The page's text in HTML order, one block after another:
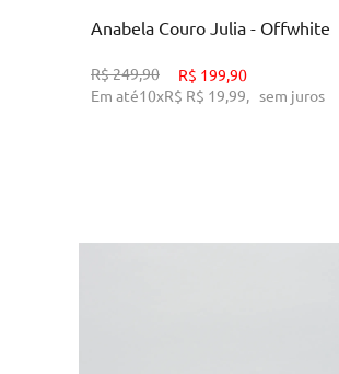
Anabela Couro Julia - Offwhite
R$249,90 R$ 199,90
Em até10xR$ R$ 19,99, sem juros